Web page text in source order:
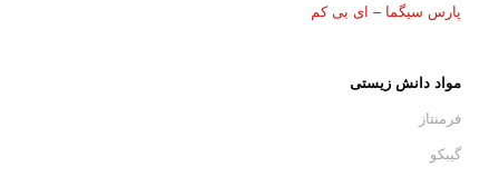
پارس سیگما – ای بی کم
مواد دانش زیستی
فرمنتاز
گیبکو